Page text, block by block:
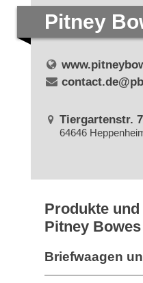
Pitney
Tiergartenstr. 7
64646
Produkte
Pitney
Briefwaagen